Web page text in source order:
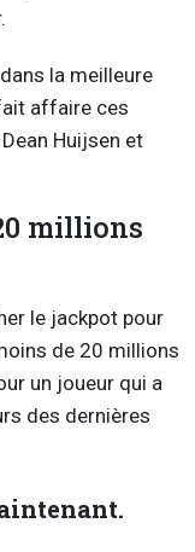
la meilleure
affaire ces
Huijsen et
millions
le jackpot pour
de 20 millions
un joueur qui a
des dernières